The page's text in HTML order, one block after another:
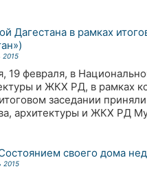
Дагестана в рамках
2015
19 февраля, в
и ЖКХ РД, в рамках
заседании
архитектуры и ЖКХ РД
своего дома
2015